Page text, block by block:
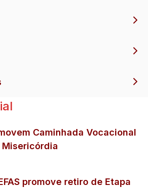
Caminhada Vocacional
Misericórdia
promove retiro de Etapa